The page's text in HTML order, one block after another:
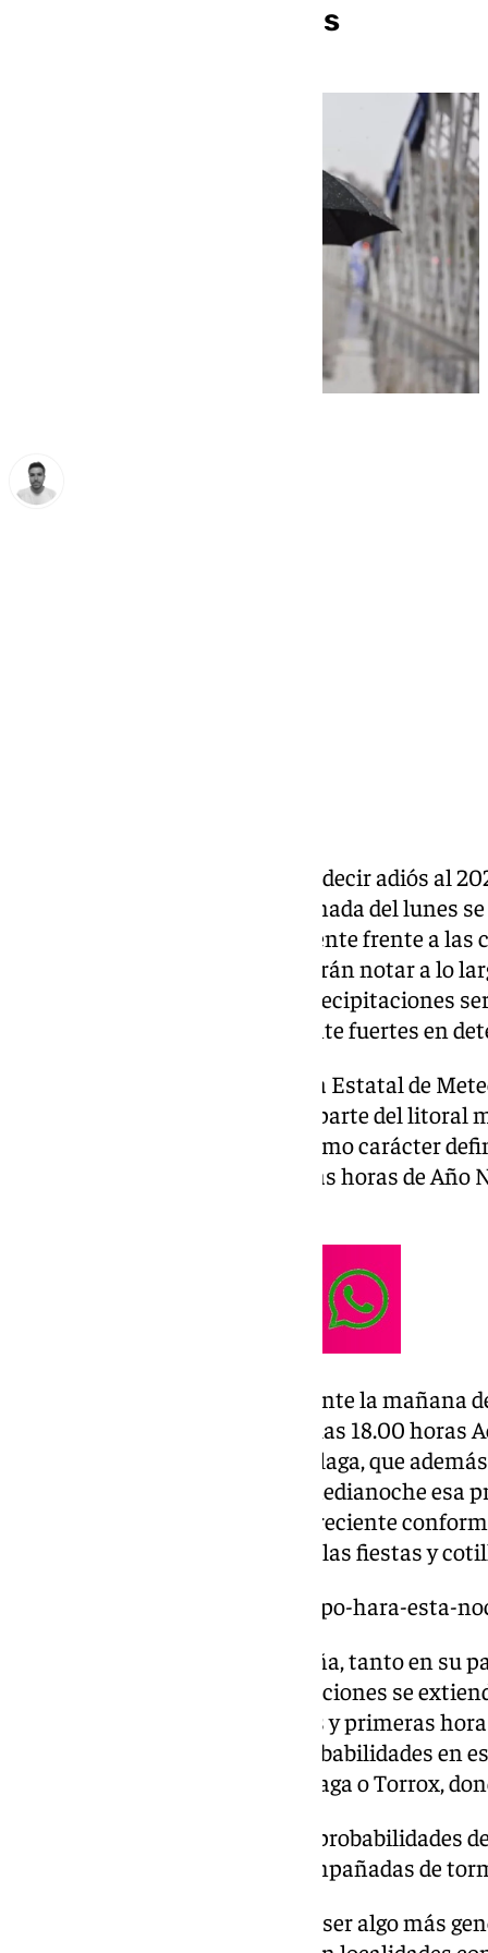
probabilidad de lluvias
Faltan apenas unas horas para decir adiós al
. Desde la jornada del lunes
en el Mediterráneo, concretamente frente a las
Valenciana, cuyos efectos se harán notar a lo
aunque en cualquier caso las precipitaciones
débil, pudiendo ser puntualmente fuertes en
En las últimas horas, la Agencia Estatal de
probabilidad de lluvias en gran parte del litoral
coinciden en la inestabilidad como carácter
largo de la Nochevieja y primeras horas de Año
En la capital se espera que durante la mañana
nubosidad. Entre el mediodía y las 18.00 horas
probabilidades de lluvias en Málaga, que
tormentas. Entre la tarde y la medianoche esa
65% y seguirá esa dinámica decreciente
en principio no afectará a aquellas fiestas y
https://www.101tv.es/que-tiempo-hara-esta-
En el resto de la costa malagueña, tanto en su
la alta probabilidad de precipitaciones se
mediodía hasta las 00.00 horas y primeras
Marbella oscilan el 100% de probabilidades en
Rincón de la Victoria, Vélez Málaga o Torrox,
Aemet sitúa en un 95% las probabilidades
además podrían venir acompañadas de
En principio, las lluvias podrán ser algo más